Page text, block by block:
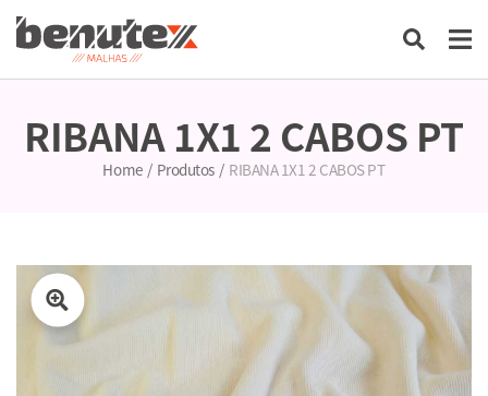
RIBANA 1X1 2 CABOS PT
Home / Produtos / RIBANA 1X1 2 CABOS PT